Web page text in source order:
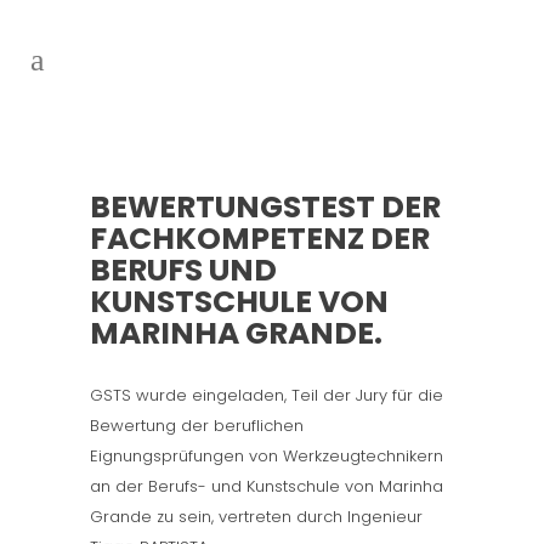
BEWERTUNGSTEST DER
FACHKOMPETENZ DER
BERUFS UND
KUNSTSCHULE VON
MARINHA GRANDE.
GSTS wurde eingeladen, Teil der Jury für die
Bewertung der beruflichen
Eignungsprüfungen von Werkzeugtechnikern
an der Berufs- und Kunstschule von Marinha
Grande zu sein, vertreten durch Ingenieur